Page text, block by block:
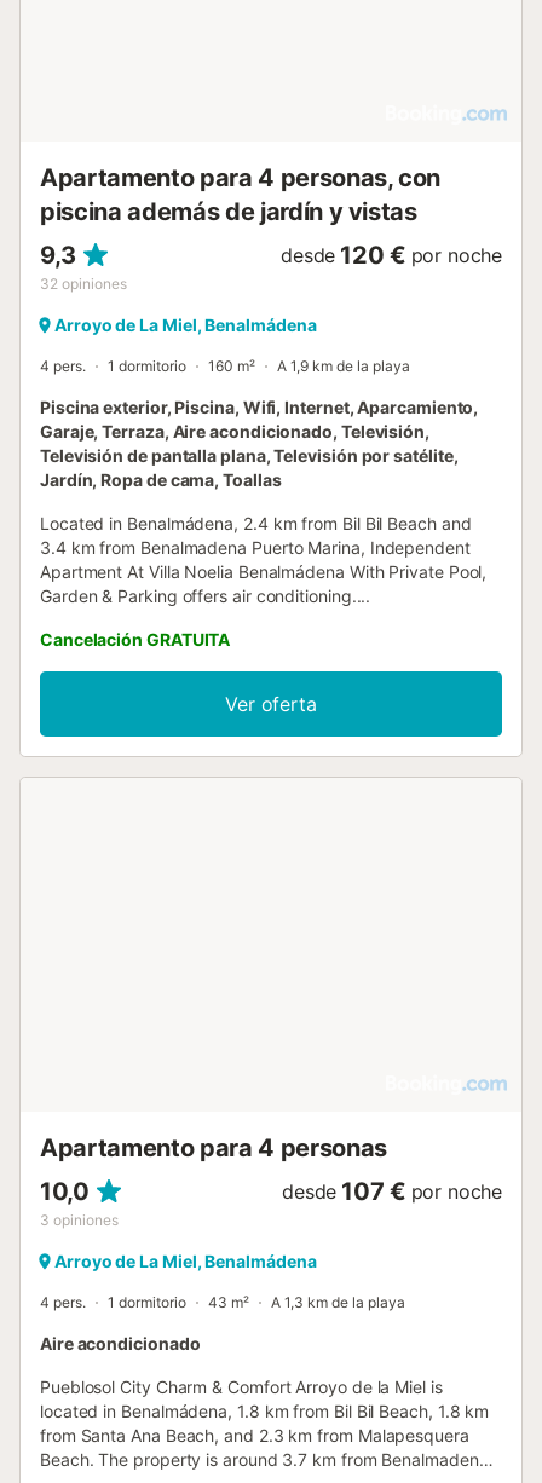
Apartamento para 4 personas, con
piscina además de jardín y vistas
9,3
32 opiniones
desde 120 € por noche
Arroyo de La Miel, Benalmádena
4 pers. 1 dormitorio 160 m² A 1,9 km de la playa
Piscina exterior, Piscina, Wifi, Internet, Aparcamiento,
Garaje, Terraza, Aire acondicionado, Televisión,
Televisión de pantalla plana, Televisión por satélite,
Jardín, Ropa de cama, Toallas
Located in Benalmádena, 2.4 km from Bil Bil Beach and
3.4 km from Benalmadena Puerto Marina, Independent
Apartment At Villa Noelia Benalmádena With Private Pool,
Garden & Parking offers air conditioning....
Cancelación GRATUITA
Ver oferta
Apartamento para 4 personas
10,0
3 opiniones
desde 107 € por noche
Arroyo de La Miel, Benalmádena
4 pers. 1 dormitorio 43 m² A 1,3 km de la playa
Aire acondicionado
Pueblosol City Charm & Comfort Arroyo de la Miel is
located in Benalmádena, 1.8 km from Bil Bil Beach, 1.8 km
from Santa Ana Beach, and 2.3 km from Malapesquera
Beach. The property is around 3.7 km from Benalmadena